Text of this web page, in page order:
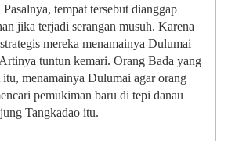
tempat tersebut dianggap
jika terjadi serangan musuh. Karena
mereka menamainya Dulumai
tuntun kemari. Orang Bada yang
itu, menamainya Dulumai agar orang
pemukiman baru di tepi danau
Tangkadao itu.